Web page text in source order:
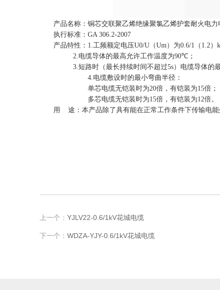
产品名称：铜芯交联聚乙烯绝缘聚氯乙烯护套耐火电力
执行标准： GA 306.2-2007
产品特性： 1.工频额定电压U0/U（Um）为0.6/1 （ 1.2）
2.电缆导体的最高允许工作温度为90℃；
3.短路时（最长持续时间不超过5s）电缆导体的
4.电缆敷设时的最小弯曲半径：
单芯电缆无铠装时为20倍，有铠装为15倍；
多芯电缆无铠装时为15倍，有铠装为12倍。
用 途：本产品除了具有能在正常工作条件下传输电
上一个： YJLV22-0.6/1kV花城电缆
下一个： WDZA-YJY-0.6/1kV花城电缆